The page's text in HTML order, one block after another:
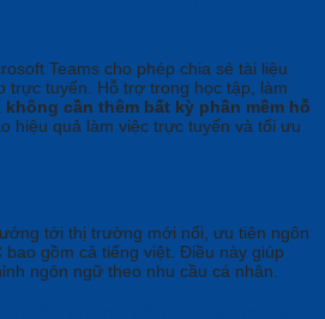
Teams cho phép chia sẻ tài liệu
trực tuyến. Hỗ trợ trong học tập, làm
không cần thêm bất kỳ phần mềm hỗ
hiệu quả làm việc trực tuyến và tối ưu
tới thị trường mới nổi, ưu tiên ngôn
bao gồm cả tiếng việt. Điều này giúp
ngôn ngữ theo nhu cầu cá nhân.